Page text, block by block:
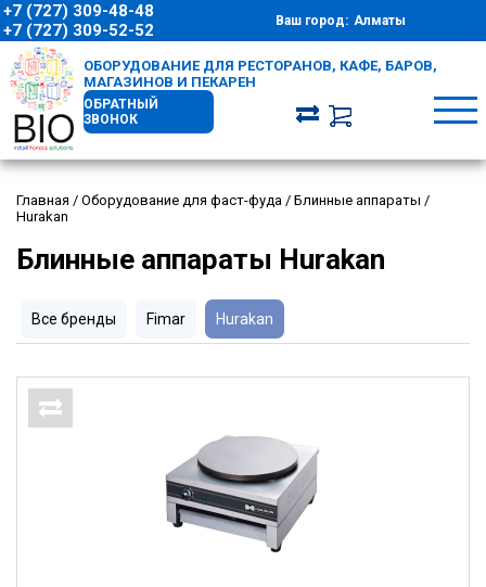
+7 (727) 309-48-48
+7 (727) 309-52-52
Ваш город: Алматы
ОБОРУДОВАНИЕ ДЛЯ РЕСТОРАНОВ, КАФЕ, БАРОВ,
МАГАЗИНОВ И ПЕКАРЕН
ОБРАТНЫЙ
ЗВОНОК
Главная / Оборудование для фаст-фуда / Блинные аппараты /
Hurakan
Блинные аппараты Hurakan
Все бренды Fimar Hurakan